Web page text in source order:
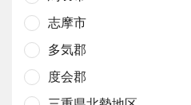
志摩市
多気郡
度会郡